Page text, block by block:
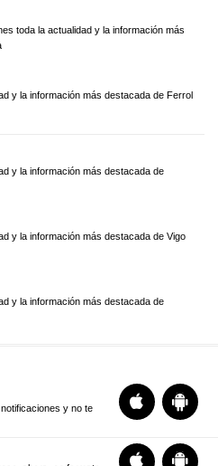
toda la actualidad y la información más
y la información más destacada de Ferrol
y la información más destacada de
y la información más destacada de Vigo
y la información más destacada de
y no te